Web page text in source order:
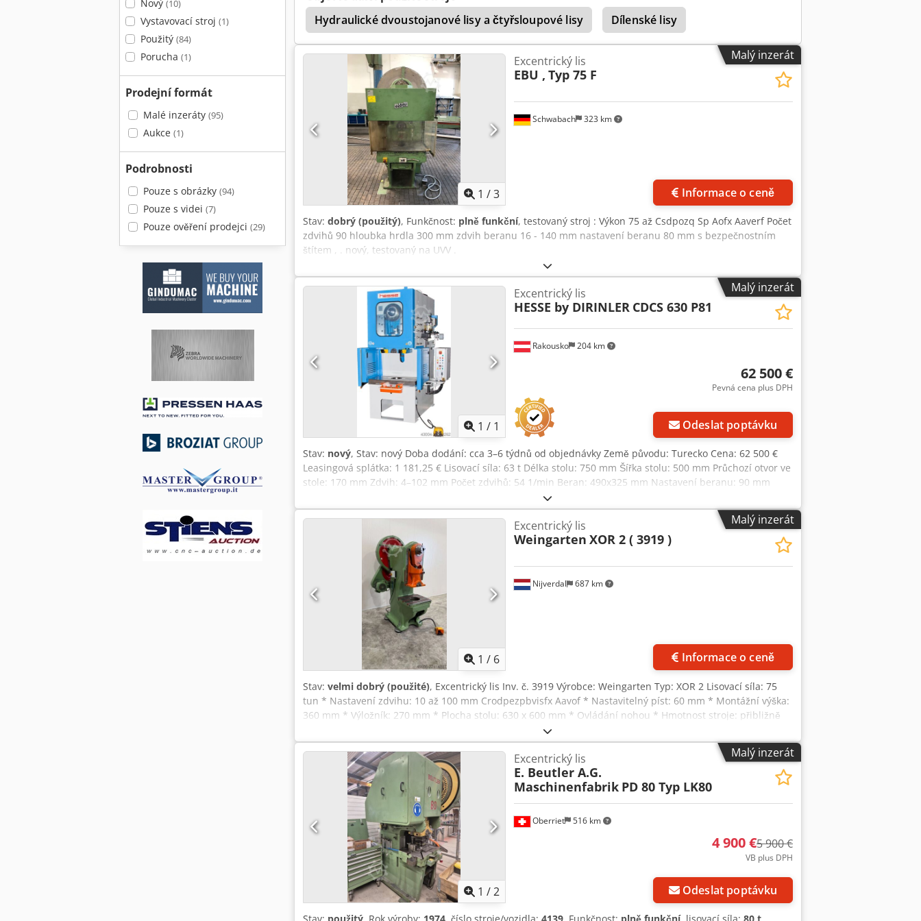
Nový (10)
Vystavovací stroj (1)
Použitý (84)
Porucha (1)
Prodejní formát
Malé inzeráty (95)
Aukce (1)
Podrobnosti
Pouze s obrázky (94)
Pouze s videi (7)
Pouze ověření prodejci (29)
ručním nastavením zdvihu, ručním nastavením beranu, pevným stolem, ručním centrálním mazáním,
dvouručním a nožním ovládáním.
Hydraulické dvoustojanové lisy a čtyřsloupové lisy
Dílenské lisy
Malý inzerát
1 /3
Schwabach 323 km
Excentrický lis
EBU , Typ 75 F
Informace o ceně
Stav: dobrý (použitý), Funkčnost: plně funkční, testovaný stroj : Výkon 75 až Csdpozq Sp Aofx Aaverf Počet
zdvihů 90 hloubka hrdla 300 mm zdvih beranu 16 - 140 mm nastavení beranu 80 mm s bezpečnostním
štítem , . nový, testovaný na UVV .
Malý inzerát
1 / 1
Rakousko 204 km
Excentrický lis
HESSE by DIRINLER CDCS 630 P81
62 500 €
Pevná cena plus DPH
Odeslat poptávku
Stav: nový, Stav: nový Doba dodání: cca 3–6 týdnů od objednávky Země původu: Turecko Cena: 62 500 €
Leasingová splátka: 1 181,25 € Lisovací síla: 63 t Délka stolu: 750 mm Šířka stolu: 500 mm Průchozí otvor ve
stole: 170 mm Zdvih: 4–102 mm Počet zdvihů: 54 1/min Beran: 490x325 mm Nastavení beranu: 90 mm
Vyložení: 270 mm Světlo mezi stojany: 440 mm Motor: 7,5 kW Délka: 1 800 mm Šířka: 1 150 mm Výška: 2
750 mm Hmotnost: 4 100 kg 8-násobné vedení beranu Přední ochrana světelnou závorou Manuální
nastavení zdvihu Nastavení beranu ráčnou Pohon přes převodovku Crjdpfx Aaoynna Tevjf
Elektropneumatická spojka-brzda Fixní stůl Jednotlivý a nepřetržitý zdvih Ovládání nožním pedálem a
dvouručním ovládáním Mechanická ochrana proti přetížení Automatické centrální mazání Výbava dle
směrnic CE Návod k obsluze v NĚMČINĚ a ANGLIČTINĚ (ilustrační fotografie)
Malý inzerát
1 / 6
Nijverdal 687 km
Excentrický lis
Weingarten XOR 2 ( 3919 )
Informace o ceně
Stav: velmi dobrý (použité), Excentrický lis Inv. č. 3919 Výrobce: Weingarten Typ: XOR 2 Lisovací síla: 75
tun * Nastavení zdvihu: 10 až 100 mm Crodpezpbvisfx Aavof * Nastavitelný píst: 60 mm * Montážní výška:
360 mm * Výložník: 270 mm * Plocha stolu: 630 x 600 mm * Ovládání nohou * Hmotnost stroje: přibližně
Malý inzerát
Požádat o více
1 /2
Oberriet 516 km
Excentrický lis
E. Beutler A.G.
Maschinenfabrik PD 80 Typ LK80
4 900 €5 900 €
VB plus DPH
Odeslat poptávku
Stav: použitý , Rok výroby: 1974 , číslo stroje/vozidla: 4139 , Funkčnost: plně funkční, lisovací síla: 80 t